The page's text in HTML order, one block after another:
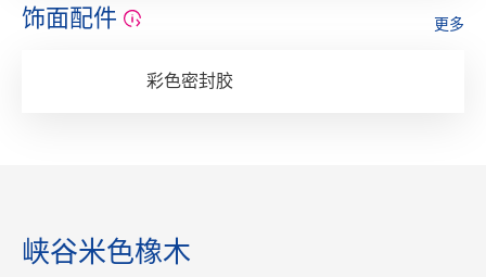
饰面配件
彩色密封胶
更多
峡谷米色橡木